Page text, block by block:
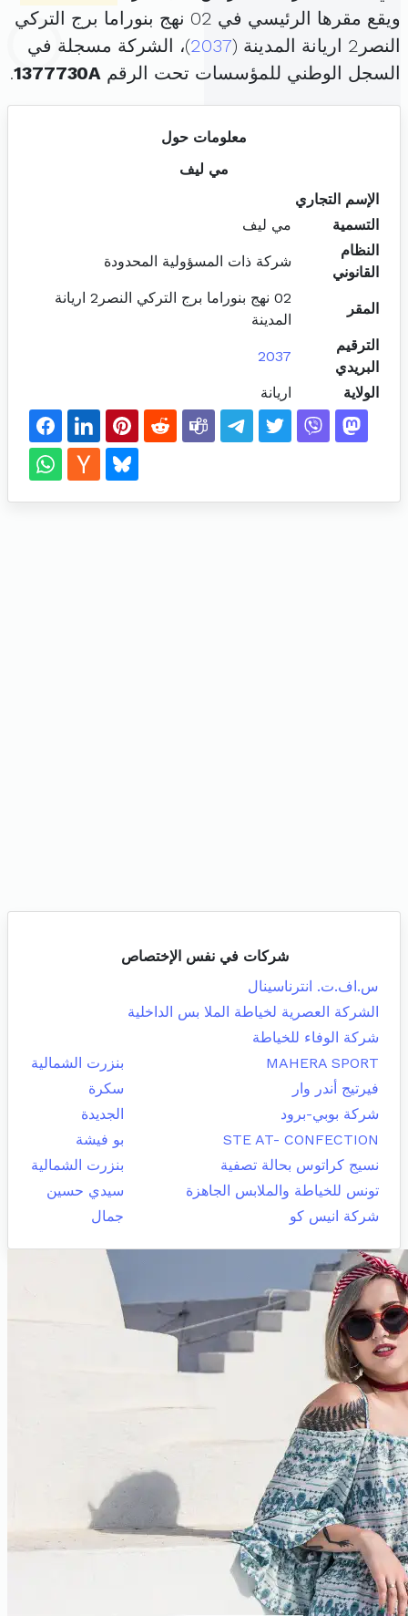
ويقع مقرها الرئيسي في 02 نهج بنوراما برج التركي
النصر2 اريانة المدينة (
2037)، الشركة مسجلة في
السجل الوطني للمؤسسات تحت الرقم 1377730A
.
معلومات حول
مي ليف
الإسم التجاري
التسمية
مي ليف
النظام
القانوني
شركة ذات المسؤولية المحدودة
المقر
02 نهج بنوراما برج التركي النصر2 اريانة
المدينة
الترقيم
البريدي
2037
الولاية اريانة
شركات في نفس الإختصاص
س.اف.ت. انترناسينال
الشركة العصرية لخياطة الملا بس الداخلية
شركة الوفاء للخياطة
MAHERA SPORT
بنزرت الشمالية
فيرتيج أندر وار
سكرة
شركة بوبي-برود
الجديدة
STE AT- CONFECTION
بو فيشة
نسيج كراتوس بحالة تصفية
بنزرت الشمالية
تونس للخياطة والملابس الجاهزة
سيدي حسين
شركة انيس كو
جمال